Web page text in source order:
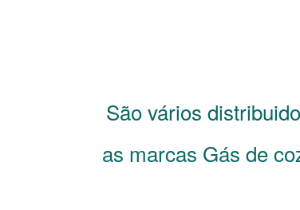
São vários
as marcas Gás de